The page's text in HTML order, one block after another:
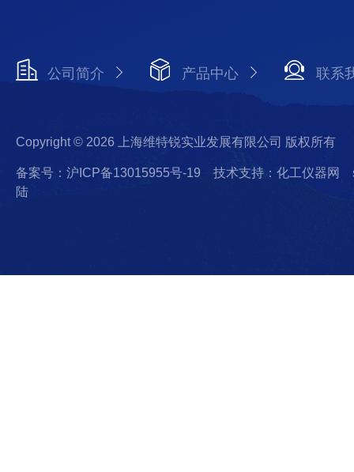
公司简介 产品中心 联系
Copyright © 2026 上海维特锐实业发展有限公司 版权所有
备案号：沪ICP备13015955号-19 技术支持：化工仪器网
陆